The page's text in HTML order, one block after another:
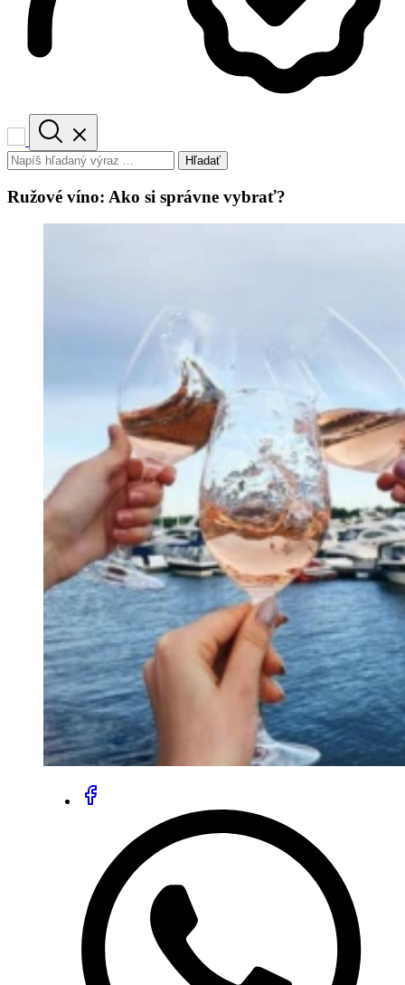
Hľadať
Ružové víno: Ako si správne vybrať?